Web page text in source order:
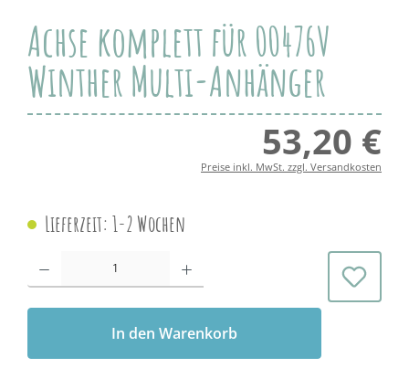
Achse komplett für 00476V
Winther Multi-Anhänger
53,20 €
Preise inkl. MwSt. zzgl. Versandkosten
Lieferzeit: 1-2 Wochen
Produkt Anzahl: Gib den gewünschten Wert ein oder benutze die
In den Warenkorb